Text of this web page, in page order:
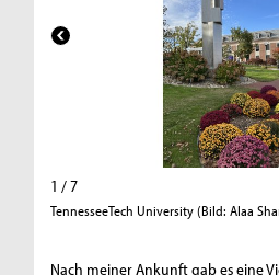
1 / 7
TennesseeTech University (Bild: Alaa
Nach meiner Ankunft gab es eine